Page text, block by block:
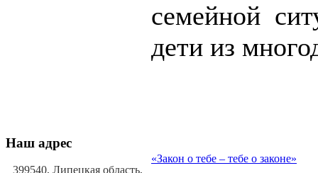
Наш адрес
399540, Липецкая область,
семейной
дети из
«Закон о тебе – тебе о законе»